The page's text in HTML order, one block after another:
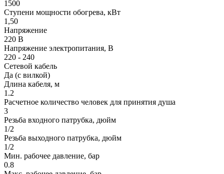
1500
Ступени мощности обогрева, кВт
1,50
Напряжение
220 В
Напряжение электропитания, В
220 - 240
Сетевой кабель
Да (с вилкой)
Длина кабеля, м
1.2
Расчетное количество человек для принятия душа
3
Резьба входного патрубка, дюйм
1/2
Резьба выходного патрубка, дюйм
1/2
Мин. рабочее давление, бар
0.8